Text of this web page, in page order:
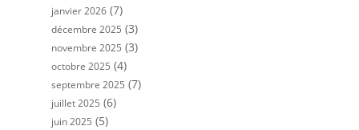
janvier 2026 (7)
décembre 2025 (3)
novembre 2025 (3)
octobre 2025 (4)
septembre 2025 (7)
juillet 2025 (6)
juin 2025 (5)